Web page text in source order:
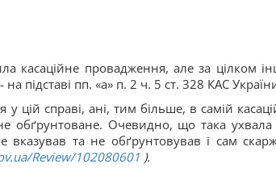
касаційне провадження, але за цілком
підставі пп. «а» п. 2 ч. 5 ст. 328 КАС
цій справі, ані, тим більше, в самій
обґрунтоване. Очевидно, що така ухвала
вказував та не обґрунтовував і сам
Review/102080601 ).